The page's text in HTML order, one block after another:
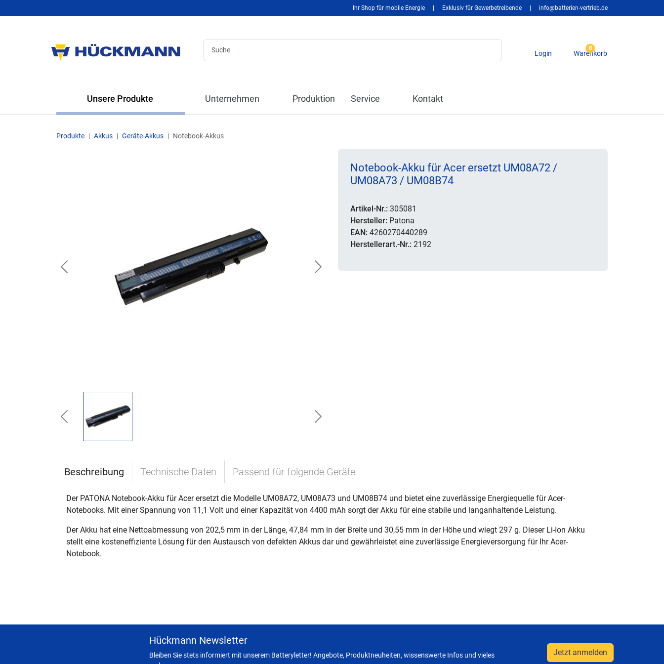
Ihr Shop für mobile Energie Exklusiv für Gewerbetreibende info@batterien-vertrieb.de
Login
0
Warenkorb
Unsere Produkte Unternehmen Produktion Service Kontakt
Produkte Akkus Geräte-Akkus Notebook-Akkus
Previous Next
Previous Next
Notebook-Akku für Acer ersetzt UM08A72 /
UM08A73 / UM08B74
Artikel-Nr.: 305081
Hersteller: Patona
EAN: 4260270440289
Herstellerart.-Nr.: 2192
Beschreibung Technische Daten Passend für folgende Geräte
Der PATONA Notebook-Akku für Acer ersetzt die Modelle UM08A72, UM08A73 und UM08B74 und bietet eine zuverlässige Energiequelle für Acer-
Notebooks. Mit einer Spannung von 11,1 Volt und einer Kapazität von 4400 mAh sorgt der Akku für eine stabile und langanhaltende Leistung.
Der Akku hat eine Nettoabmessung von 202,5 mm in der Länge, 47,84 mm in der Breite und 30,55 mm in der Höhe und wiegt 297 g. Dieser Li-Ion Akku
stellt eine kosteneffiziente Lösung für den Austausch von defekten Akkus dar und gewährleistet eine zuverlässige Energieversorgung für Ihr Acer-
Notebook.
Hückmann Newsletter
Bleiben Sie stets informiert mit unserem Batteryletter! Angebote, Produktneuheiten, wissenswerte Infos und vieles
Jetzt anmelden